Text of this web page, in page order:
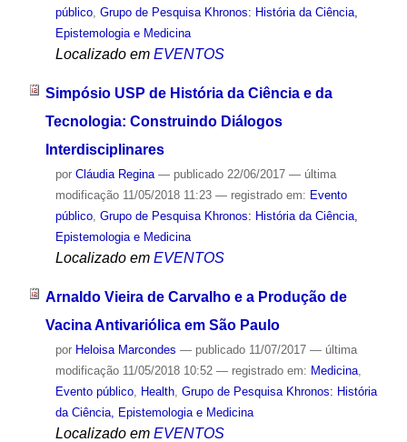
público, Grupo de Pesquisa Khronos: História da Ciência,
Epistemologia e Medicina
Localizado em EVENTOS
Simpósio USP de História da Ciência e da
Tecnologia: Construindo Diálogos
Interdisciplinares
por Cláudia Regina — publicado22/06/2017 — última
modificação11/05/2018 11:23 — registrado em: Evento
público, Grupo de Pesquisa Khronos: História da Ciência,
Epistemologia e Medicina
Localizado em EVENTOS
Arnaldo Vieira de Carvalho e a Produção de
Vacina Antivariólica em São Paulo
por Heloisa Marcondes — publicado11/07/2017 — última
modificação11/05/2018 10:52 — registrado em: Medicina,
Evento público, Health, Grupo de Pesquisa Khronos: História
da Ciência, Epistemologia e Medicina
Localizado em EVENTOS